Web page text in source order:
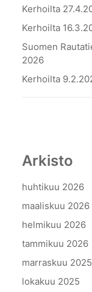
Kerhoilta
Kerhoilta
Suomen
2026
Kerhoilta
Arkisto
huhtikuu 2026
maaliskuu 2026
helmikuu 2026
tammikuu 2026
marraskuu 2025
lokakuu 2025